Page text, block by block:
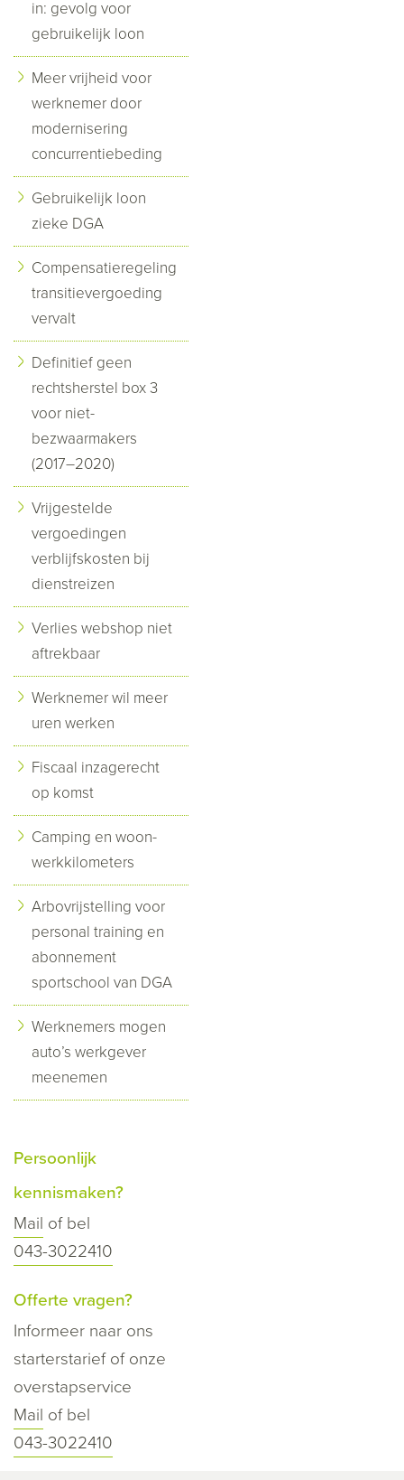
in: gevolg voor
gebruikelijk loon
Meer vrijheid voor
werknemer door
modernisering
concurrentiebeding
Gebruikelijk loon
zieke DGA
Compensatieregeling
transitievergoeding
vervalt
Definitief geen
rechtsherstel box 3
voor niet-
bezwaarmakers
(2017–2020)
Vrijgestelde
vergoedingen
verblijfskosten bij
dienstreizen
Verlies webshop niet
aftrekbaar
Werknemer wil meer
uren werken
Fiscaal inzagerecht
op komst
Camping en woon-
werkkilometers
Arbovrijstelling voor
personal training en
abonnement
sportschool van DGA
Werknemers mogen
auto’s werkgever
meenemen
Persoonlijk
kennismaken?
Mail of bel
043-3022410
Offerte vragen?
Informeer naar ons
starterstarief of onze
overstapservice
Mail of bel
043-3022410